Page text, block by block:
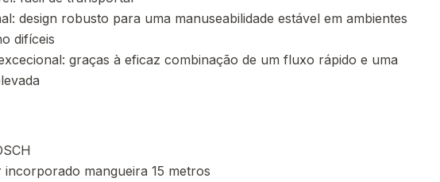
design robusto para uma manuseabilidade estável em ambientes
difíceis
graças à eficaz combinação de um fluxo rápido e uma
incorporado mangueira 15 metros